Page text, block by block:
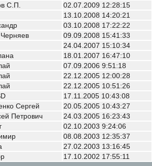
С.П. 02.07.2009 12:28:15
13.10.2008 14:20:21
03.10.2008 17:22:22
09.09.2008 15:41:33
24.04.2007 15:10:34
18.01.2007 16:47:10
07.09.2006 9:51:18
22.12.2005 12:00:28
22.12.2005 10:51:26
17.11.2005 10:43:08
Сергей 20.05.2005 10:43:27
Петрович 24.03.2005 16:23:43
02.10.2003 9:24:06
08.08.2003 12:35:37
27.02.2003 13:16:45
17.10.2002 17:55:11